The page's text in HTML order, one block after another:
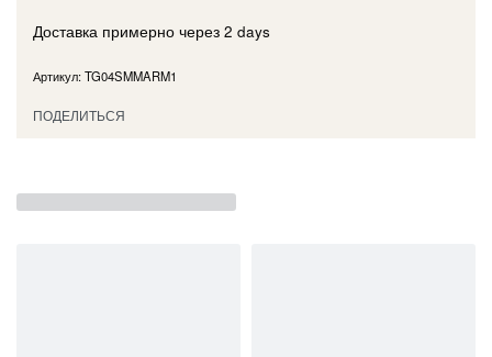
Доставка примерно через 2 days
TG04SMMARM1
ПОДЕЛИТЬСЯ